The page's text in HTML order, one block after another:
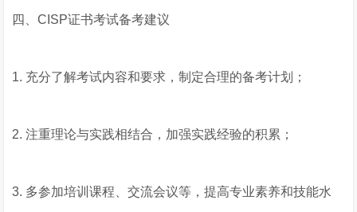
四、CISP证书考试备考建议
1. 充分了解考试内容和要求，制定合理的备考计划；
2. 注重理论与实践相结合，加强实践经验的积累；
3. 多参加培训课程、交流会议等，提高专业素养和技能水